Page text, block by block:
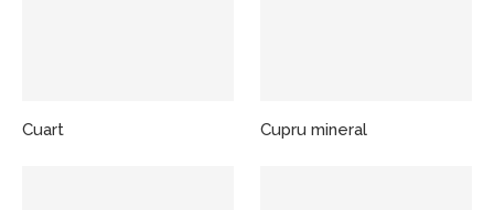
Cuart Cupru mineral